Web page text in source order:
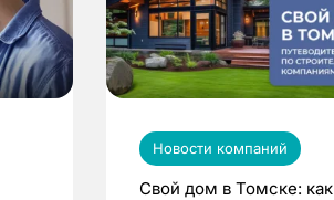
Новости компаний
Свой дом в Томске: как